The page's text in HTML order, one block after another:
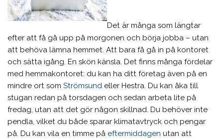
Det är många som längtar
efter att få gå upp på morgonen och börja jobba – utan
att behöva lämna hemmet. Att bara få gå in på kontoret
och sätta igång. En skön känsla. Det finns många fördelar
med hemmakontoret: du kan ha ditt företag även på en
mindre ort somStrömsund eller Hestra. Du kan åka till
stugan redan på torsdagen och sedan arbeta lite på
fredag, utan att det gör någon skillnad. Du behöver inte
pendla, vilket du både sparar klimatavtryck och pengar
på. Du kan vila en timme på eftermiddagen utan att